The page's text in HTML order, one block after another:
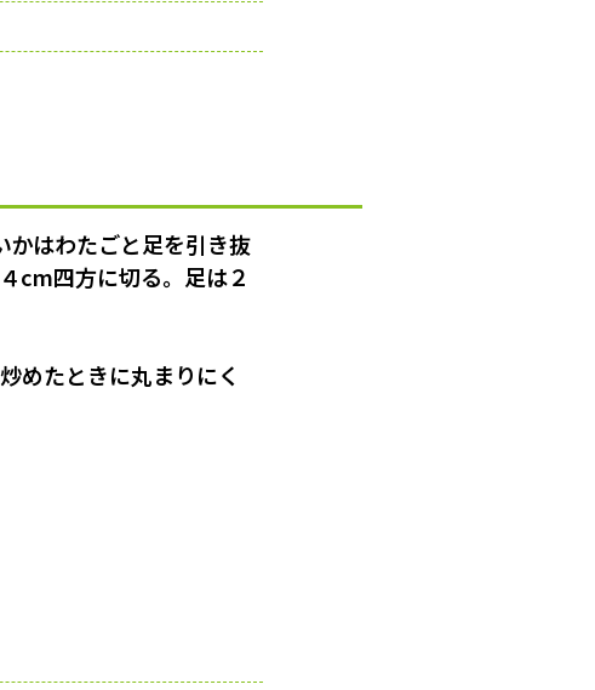
かはわたごと足を引き抜
cm四方に切る。足は２
めたときに丸まりにく